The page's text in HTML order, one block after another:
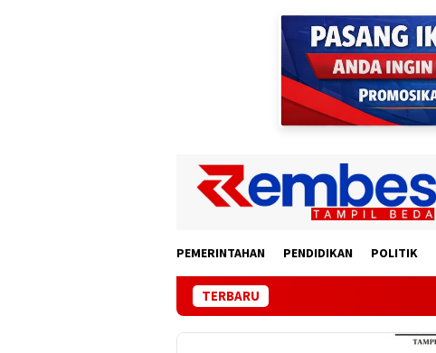
PEMERINTAHAN PENDIDIKAN POLITIK
TERBARU